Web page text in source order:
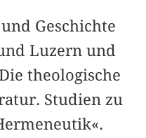
Geschichte
Luzern und
theologische
Studien zu